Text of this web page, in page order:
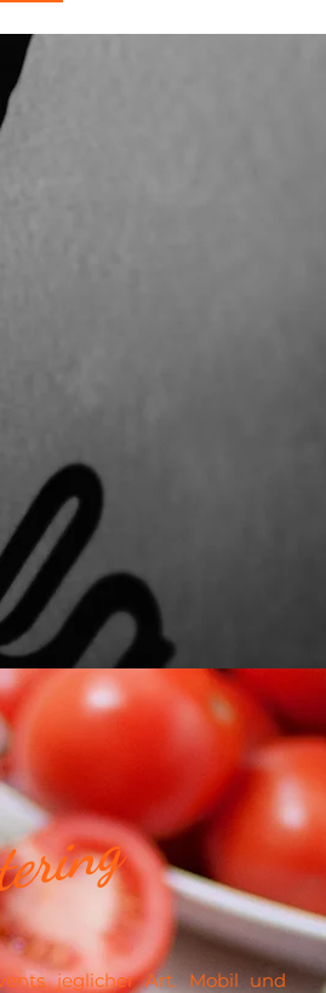
jeglicher Art. Mobil und